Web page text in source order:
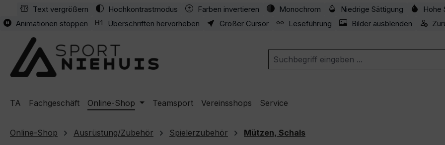
Hauptinhalt springen
Zur Suche springen
Zur Hauptnavigation springen
Text vergrößern Hochkontrastmodus Farben invertieren Monochrom Niedrige Sättigung Hohe
Animationen stoppen
Überschriften hervorheben Großer Cursor Leseführung Bilder ausblenden
TA Fachgeschäft Online-Shop Teamsport Vereinsshops Service
Online-Shop Ausrüstung/Zubehör Spielerzubehör Mützen, Schals